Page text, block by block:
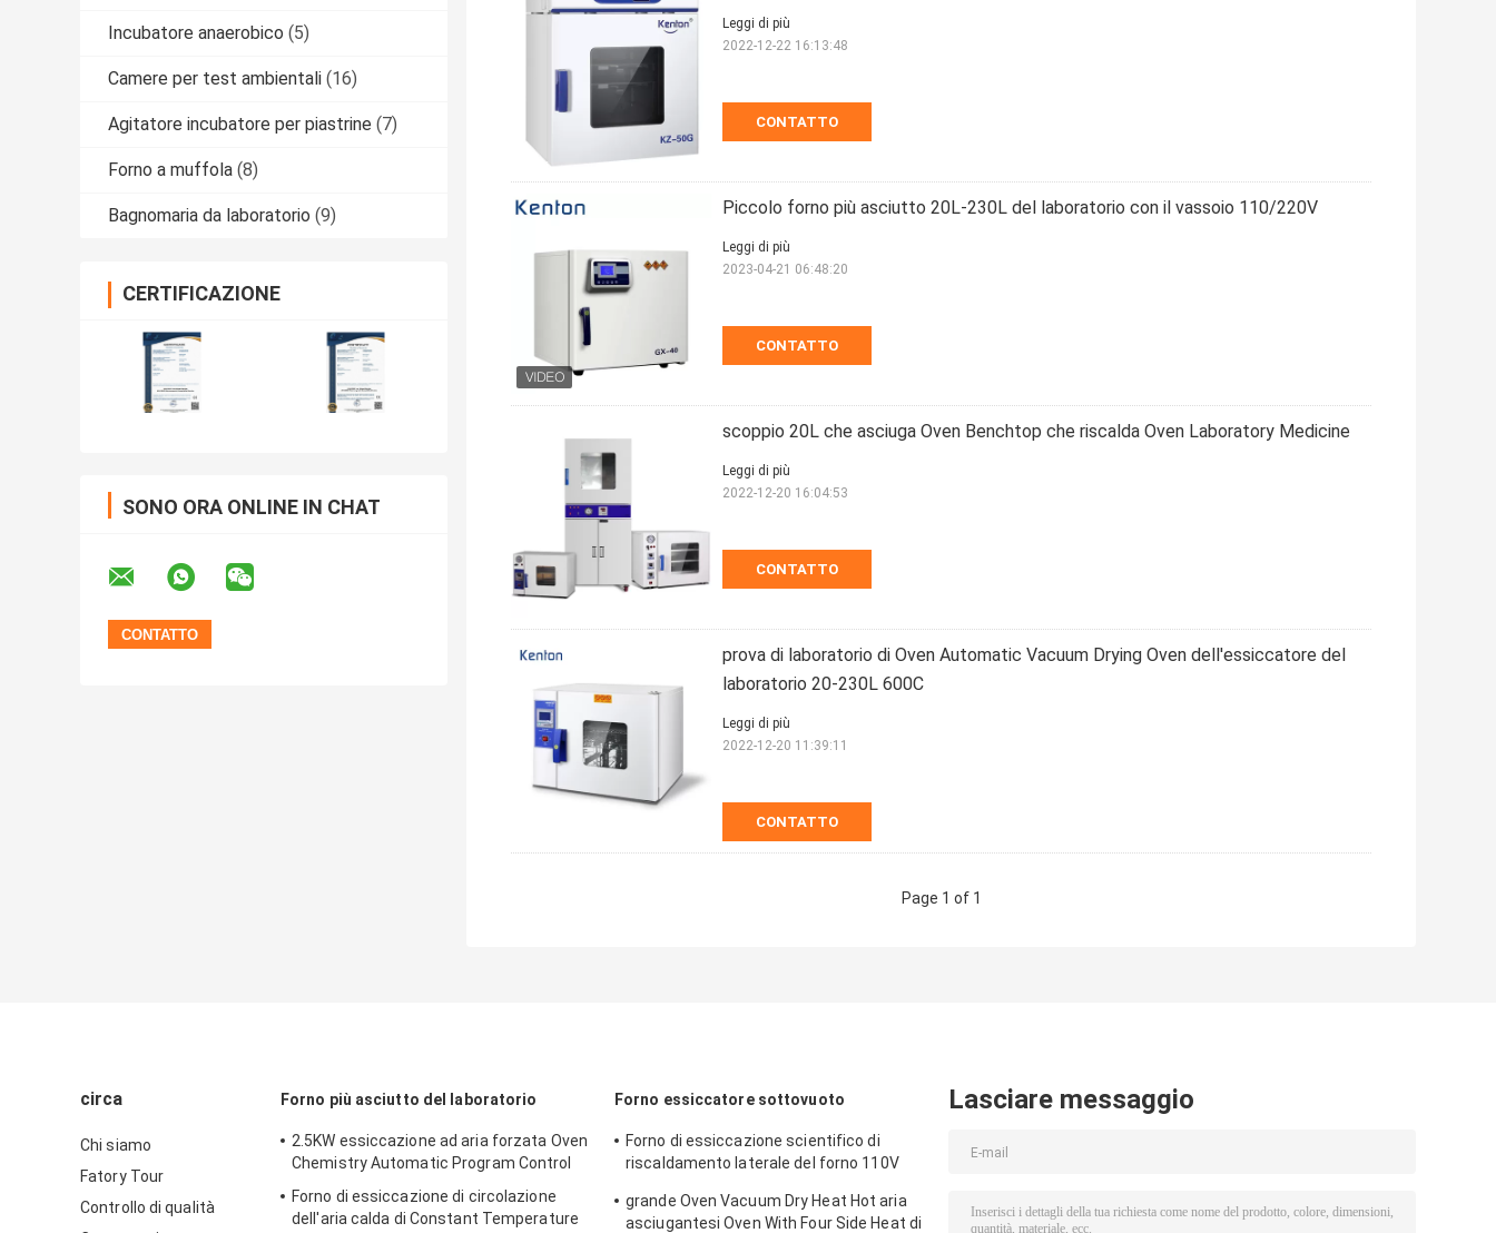
Incubatore anaerobico (5)
Camere per test ambientali (16)
Agitatore incubatore per piastrine (7)
Forno a muffola (8)
Bagnomaria da laboratorio (9)
CERTIFICAZIONE
SONO ORA ONLINE IN CHAT
CONTATTO
Leggi di più
2022-12-22 16:13:48
Piccolo forno più asciutto 20L-230L del laboratorio con il vassoio 110/220V
CONTATTO
Leggi di più
2023-04-21 06:48:20
scoppio 20L che asciuga Oven Benchtop che riscalda Oven Laboratory Medicine
CONTATTO
Leggi di più
2022-12-20 16:04:53
prova di laboratorio di Oven Automatic Vacuum Drying Oven dell'essiccatore del
laboratorio 20-230L 600C
CONTATTO
Leggi di più
2022-12-20 11:39:11
Page 1 of 1
circa
Chi siamo
Fatory Tour
Controllo di qualità
Forno più asciutto del laboratorio
2.5KW essiccazione ad aria forzata Oven
Chemistry Automatic Program Control
Forno di essiccazione di circolazione
dell'aria calda di Constant Temperature
Forno essiccatore sottovuoto
Forno di essiccazione scientifico di
riscaldamento laterale del forno 110V
grande Oven Vacuum Dry Heat Hot aria
asciugantesi Oven With Four Side Heat di
Lasciare messaggio